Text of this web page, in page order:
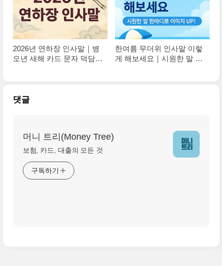
2026년 연하장 인사말｜병
오년 새해 카드 문자 덕담
한여름 무더위 인사말 이렇
게 해보세요｜시원한 말 한
댓글
머니 트리(Money Tree)
보험, 카드, 대출의 모든 것
구독하기